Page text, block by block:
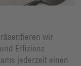
wir
Effizienz
jederzeit einen